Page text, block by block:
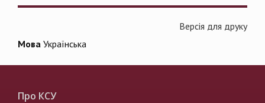
Версія для друку
Мова Українська
Про КСУ